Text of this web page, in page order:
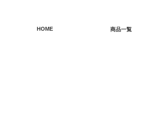
HOME 商品一覧